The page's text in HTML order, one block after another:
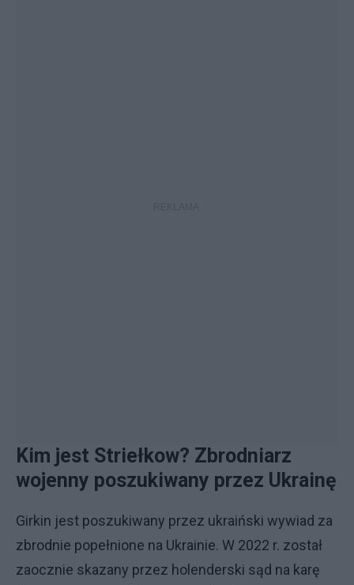
Kim jest Striełkow? Zbrodniarz
wojenny poszukiwany przez Ukrainę
Girkin jest poszukiwany przez ukraiński wywiad za
zbrodnie popełnione na Ukrainie. W 2022 r. został
zaocznie skazany przez holenderski sąd na karę